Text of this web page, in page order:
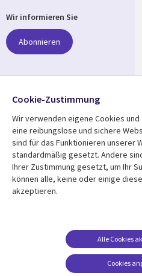
Mediathek
Library
GERMANY
Aktuelles
Wir informieren Sie
Abonnieren
Folgen Sie uns
Social
Media
GERMANY
Cookie-Zustimmung
Wir verwenden eigene Cookies
eine reibungslose und sichere
sind für das Funktionieren unserer
standardmäßig gesetzt. Andere
Ihrer Zustimmung gesetzt, um Ihr
können alle, keine oder einige
akzeptieren.
Cookies
Alle Cookies